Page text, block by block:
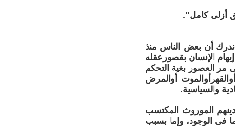
أزلى كامل".
أن بعض الناس منذ
الإنسان بقصورعقله
مر العصور بغية التحكم
أوالمرض
والسياسية.
الموروث المكتسب
فى الوجود، وإما بسبب